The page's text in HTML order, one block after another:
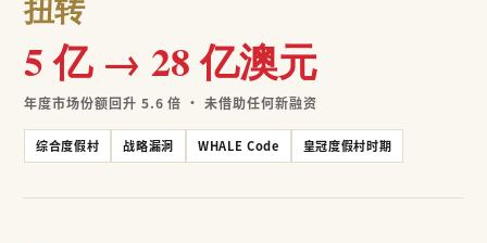
扭转
5 亿 → 28 亿澳元
年度市场份额回升 5.6 倍 · 未借助任何新融资
综合度假村 战略漏洞 WHALE Code 皇冠度假村时期